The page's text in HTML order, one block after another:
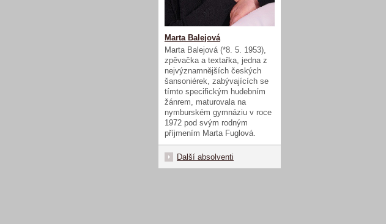
Marta Balejová
Marta Balejová (*8. 5. 1953),
zpěvačka a textařka, jedna z
nejvýznamnějších českých
šansoniérek, zabývajících se
tímto specifickým hudebním
žánrem, maturovala na
nymburském gymnáziu v roce
1972 pod svým rodným
příjmením Marta Fuglová.
Další absolventi